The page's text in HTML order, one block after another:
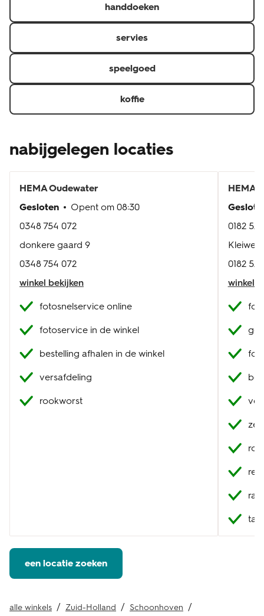
handdoeken
servies
speelgoed
koffie
nabijgelegen locaties
HEMAOudewater
Gesloten
Opent om 08:30
0348 754 072
donkere gaard 9
0348 754 072
winkel bekijken
fotosnelservice online
fotoservice in de winkel
bestelling afhalen in de winkel
versafdeling
rookworst
HEMA
0182
Kleiweg
0182
winkel
een locatie zoeken
alle winkels Zuid-Holland
Schoonhoven